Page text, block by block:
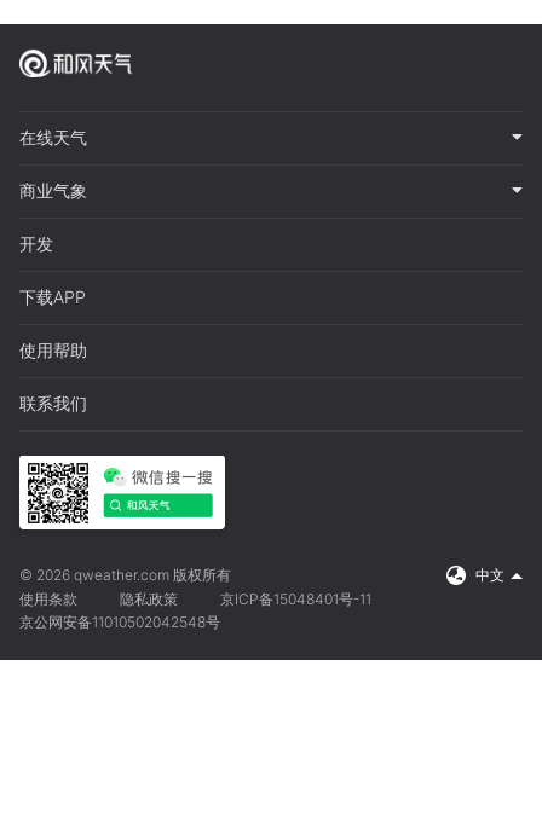
在线天气
商业气象
开发
下载APP
使用帮助
联系我们
© 2026 qweather.com 版权所有
中文
使用条款
隐私政策
京ICP备15048401号-11
京公网安备11010502042548号